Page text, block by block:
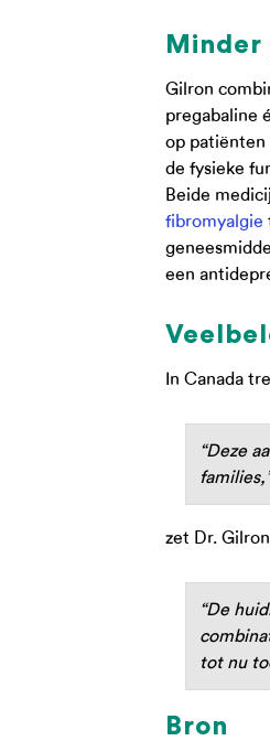
Minder
Gilron
pregabaline
op patiënten
de fysieke
Beide
fibromyalgie
een
In Canada
“Deze
zet Dr.
“De
tot nu
Bron